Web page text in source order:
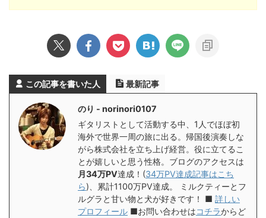
この記事を書いた人 最新記事
のり - norinori0107
ギタリストとして活動する中、1人でほぼ初
海外で世界一周の旅に出る。帰国後演奏しな
がら株式会社を立ち上げ経営。役に立てるこ
とが嬉しいと思う性格。ブログのアクセスは
月34万PV達成！(34万PV達成記事はこち
ら)、累計1100万PV達成。 ミルクティーとフ
ルグラと甘い物と犬が好きです！ ■ 詳しい
プロフィール ■お問い合わせはコチラからど